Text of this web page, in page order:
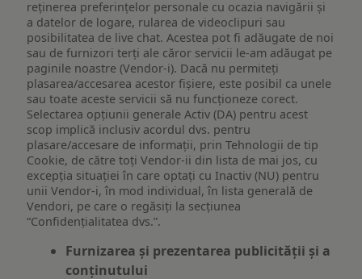
reţinerea preferinţelor personale cu ocazia navigării și
a datelor de logare, rularea de videoclipuri sau
posibilitatea de live chat. Acestea pot fi adăugate de noi
sau de furnizori terți ale căror servicii le-am adăugat pe
paginile noastre (Vendor-i). Dacă nu permiteți
plasarea/accesarea acestor fișiere, este posibil ca unele
sau toate aceste servicii să nu funcționeze corect.
Selectarea opțiunii generale Activ (DA) pentru acest
scop implică inclusiv acordul dvs. pentru
plasare/accesare de informații, prin Tehnologii de tip
Cookie, de către toți Vendor-ii din lista de mai jos, cu
excepția situației în care optați cu Inactiv (NU) pentru
unii Vendor-i, în mod individual, în lista generală de
Vendori, pe care o regăsiți la secțiunea
“Confidențialitatea dvs.”.
Furnizarea și prezentarea publicității și a
conținutului